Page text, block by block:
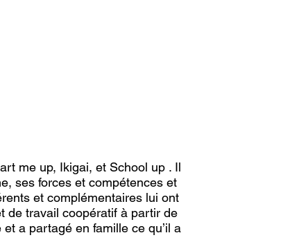
me up, Ikigai, et School up . Il
ses forces et compétences et
et complémentaires lui ont
de travail coopératif à partir de
a partagé en famille ce qu’il a